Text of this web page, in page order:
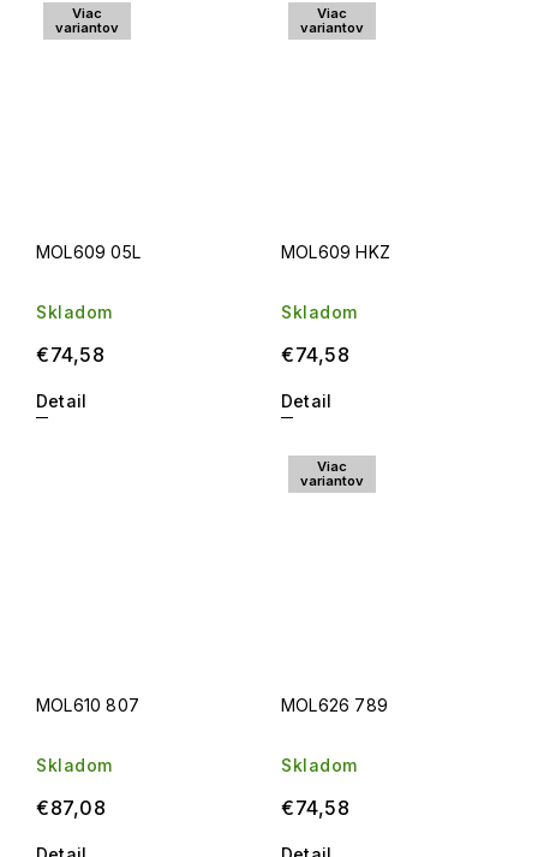
Viac
variantov
MOL609 05L
Skladom
€74,58
Detail
Viac
variantov
MOL609 HKZ
Skladom
€74,58
Detail
MOL610 807
Skladom
€87,08
Viac
variantov
MOL626 789
Skladom
€74,58